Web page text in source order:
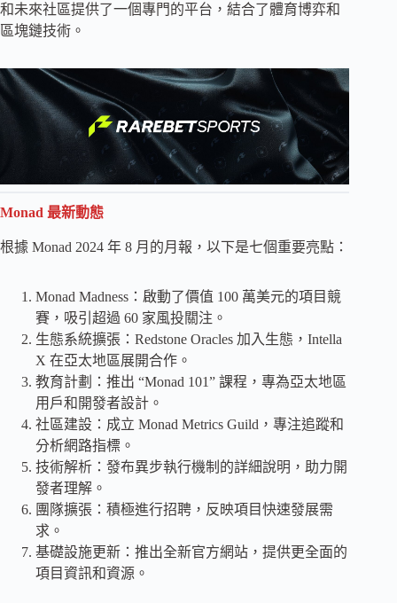
和未來社區提供了一個專門的平台，結合了體育博弈和
區塊鏈技術。
Monad 最新動態
根據 Monad 2024 年 8 月的月報，以下是七個重要亮點：
Monad Madness：啟動了價值 100 萬美元的項目競
賽，吸引超過 60 家風投關注。
生態系統擴張：Redstone Oracles 加入生態，Intella
X 在亞太地區展開合作。
教育計劃：推出 “Monad 101” 課程，專為亞太地區
用戶和開發者設計。
社區建設：成立 Monad Metrics Guild，專注追蹤和
分析網路指標。
技術解析：發布異步執行機制的詳細說明，助力開
發者理解。
團隊擴張：積極進行招聘，反映項目快速發展需
求。
基礎設施更新：推出全新官方網站，提供更全面的
項目資訊和資源。